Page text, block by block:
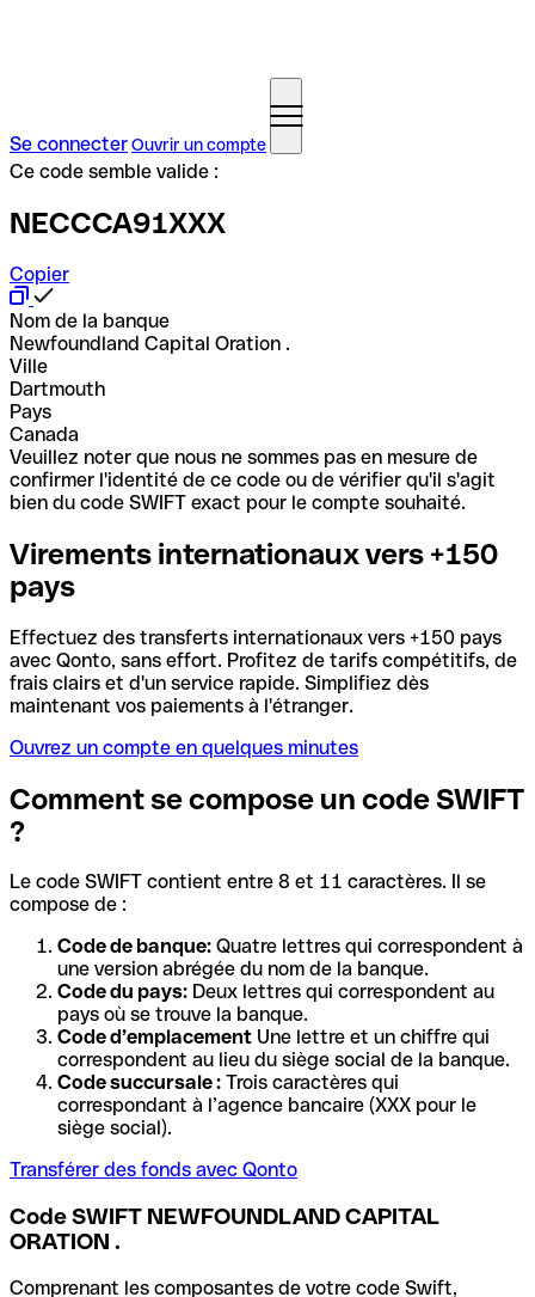
Se connecterOuvrir un compte
Ce code semble valide :
NECCCA91XXX
Copier
Nom de la banque
Newfoundland Capital Oration .
Ville
Dartmouth
Pays
Canada
Veuillez noter que nous ne sommes pas en mesure de
confirmer l'identité de ce code ou de vérifier qu'il s'agit
bien du code SWIFT exact pour le compte souhaité.
Virements internationaux vers +150
pays
Effectuez des transferts internationaux vers +150 pays
avec Qonto, sans effort. Profitez de tarifs compétitifs, de
frais clairs et d'un service rapide. Simplifiez dès
maintenant vos paiements à l'étranger.
Ouvrez un compte en quelques minutes
Comment se compose un code SWIFT
?
Le code SWIFT contient entre 8 et 11 caractères. Il se
compose de :
Code de banque: Quatre lettres qui correspondent à
une version abrégée du nom de la banque.
Code du pays: Deux lettres qui correspondent au
pays où se trouve la banque.
Code d’emplacement Une lettre et un chiffre qui
correspondent au lieu du siège social de la banque.
Code succursale : Trois caractères qui
correspondant à l’agence bancaire (XXX pour le
siège social).
Transférer des fonds avec Qonto
Code SWIFT NEWFOUNDLAND CAPITAL
ORATION .
Comprenant les composantes de votre code Swift,